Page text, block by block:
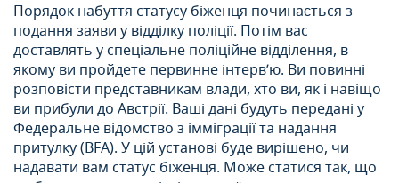
Порядок набуття статусу біженця починається з
подання заяви у відділку поліції. Потім вас
доставлять у спеціальне поліційне відділення, в
якому ви пройдете первинне інтерв’ю. Ви повинні
розповісти представникам влади, хто ви, як і навіщо
ви прибули до Австрії. Ваші дані будуть передані у
Федеральне відомство з імміграції та надання
притулку (BFA). У цій установі буде вирішено, чи
надавати вам статус біженця. Може статися так, що